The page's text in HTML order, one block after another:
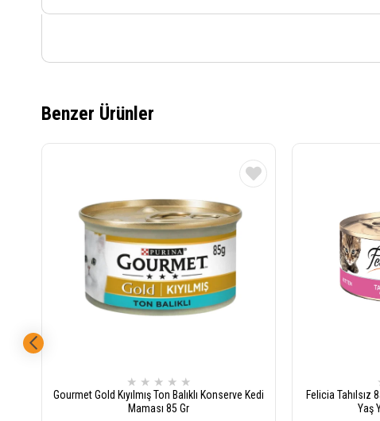
Benzer Ürünler
★ ★ ★ ★ ★
Gourmet Gold Kıyılmış Ton Balıklı Konserve Kedi
Maması 85 Gr
Felicia Tahılsız
Yaş